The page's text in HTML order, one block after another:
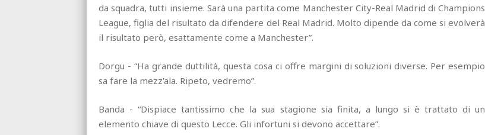
da squadra, tutti insieme. Sarà una partita come Manchester City-Real Madrid di Champions
League, figlia del risultato da difendere del Real Madrid. Molto dipende da come si evolverà
il risultato però, esattamente come a Manchester”.
Dorgu - “Ha grande duttilità, questa cosa ci offre margini di soluzioni diverse. Per esempio
sa fare la mezz'ala. Ripeto, vedremo”.
Banda - “Dispiace tantissimo che la sua stagione sia finita, a lungo si è trattato di un
elemento chiave di questo Lecce. Gli infortuni si devono accettare”.